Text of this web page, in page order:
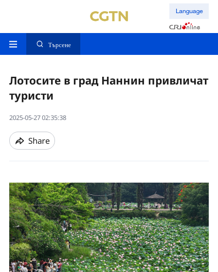
Language
Търсене
Лотосите в град Наннин привличат
туристи
2025-05-27 02:35:38
Share